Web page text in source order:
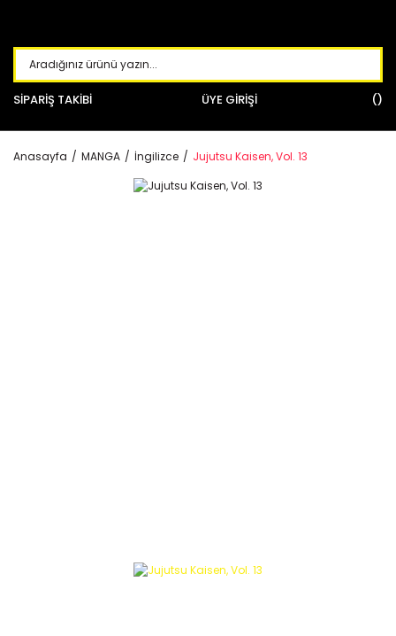
SİPARİŞ TAKİBİ ÜYE GİRİŞİ
Anasayfa MANGA İngilizce Jujutsu Kaisen, Vol. 13